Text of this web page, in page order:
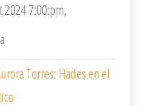
2024 7:00:pm,
Torres: Hades en el